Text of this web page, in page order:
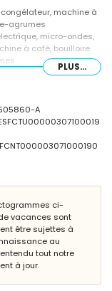
machine à
agrumes
micro-ondes,
à café, bouilloire
par 90 cm)
et toilettes
douche et toilettes
et 1,4m de
avec transats
PLUS...
A
ci-
vacances sont
être sujettes à
au
tout notre
à jour.